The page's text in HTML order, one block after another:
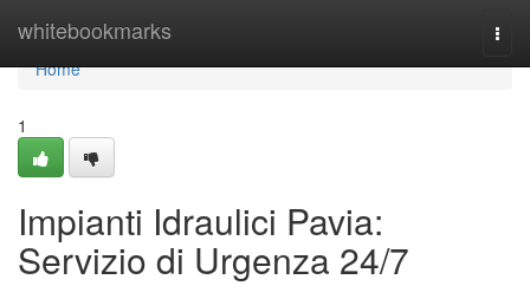
whitebookmarks
Home
Home
1
Impianti Idraulici Pavia:
Servizio di Urgenza 24/7